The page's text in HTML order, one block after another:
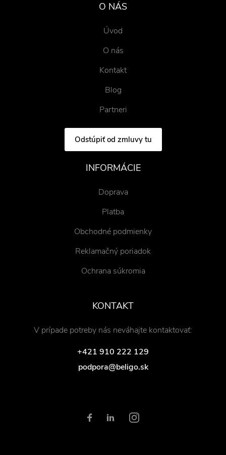
O NÁS
Úvod
O nás
Kontakt
Blog
Partneri
Odstúpiť od zmluvy tu
INFORMÁCIE
Doprava
Platba
Obchodné podmienky
Reklamačný poriadok
Ochrana súkromia
KONTAKT
V prípade potreby nás neváhajte kontaktovať:
+421 910 222 129
podpora@beligo.sk